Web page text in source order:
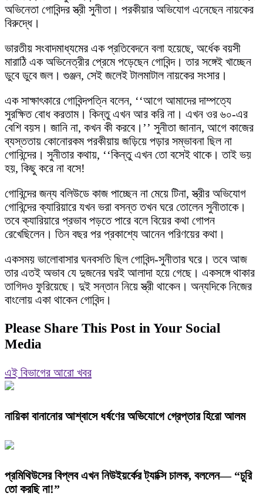
অভিনেতা গোবিন্দর স্ত্রী সুনীতা। পরকীয়ার অভিযোগ এনেছেন নায়কের
বিরুদ্ধে।
ভারতীয় সংবাদমাধ্যমের এক প্রতিবেদনে বলা হয়েছে, অর্ধেক বয়সী
মারাঠি এক অভিনেত্রীর প্রেমে পড়েছেন গোবিন্দ। তার সঙ্গেই খাচ্ছেন
ডুবে ডুবে জল। গুঞ্জন, সেই জলেই টালমাটাল নায়কের সংসার।
এক সাক্ষাৎকারে গোবিন্দপত্নি বলেন, ‘‘আগে আমাদের দাম্পত্যে
সুরক্ষিত বোধ করতাম। কিন্তু এখন আর করি না। এখন ওর ৬০-এর
বেশি বয়স। জানি না, কখন কী করবে।’’ সুনীতা জানান, আগে কাজের
ব্যস্ততায় কোনোরকম পরকীয়ায় জড়িয়ে পড়ার সম্ভাবনা ছিল না
গোবিন্দের। সুনীতার কথায়, ‘‘কিন্তু এখন তো বসেই থাকে। তাই ভয়
হয়, কিছু করে না বসে!
গোবিন্দের জন্য বলিউডে কাজ পাচ্ছেন না মেয়ে টিনা, স্ত্রীর অভিযোগ
গোবিন্দের ক্যারিয়ারে যখন ভরা বসন্ত তখন ঘরে তোলেন সুনীতাকে।
তবে ক্যারিয়ারে প্রভাব পড়তে পারে বলে বিয়ের কথা গোপন
রেখেছিলেন। তিন বছর পর প্রকাশ্যে আনেন পরিণয়ের কথা।
একসময় ভালোবাসার ঘনবসতি ছিল গোবিন্দ-সুনীতার ঘরে। তবে আজ
তার এতই অভাব যে দুজনের ঘরই আলাদা হয়ে গেছে। একসঙ্গে থাকার
তাগিদও ফুরিয়েছে। দুই সন্তান নিয়ে স্ত্রী থাকেন। অন্যদিকে নিজের
বাংলোয় একা থাকেন গোবিন্দ।
Please Share This Post in Your Social
Media
এই বিভাগের আরো খবর
নায়িকা বানানোর আশ্বাসে ধর্ষণের অভিযোগে গ্রেপ্তার হিরো আলম
প্রমিথিউসের বিপ্লব এখন নিউইয়র্কের ট্যাক্সি চালক, বললেন— “চুরি
তো করছি না!”